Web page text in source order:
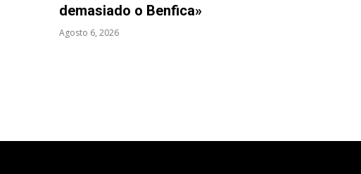
demasiado o Benfica»
Agosto 6, 2026